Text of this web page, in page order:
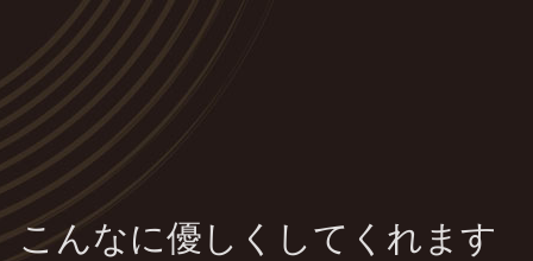
こんなに優しくしてくれます